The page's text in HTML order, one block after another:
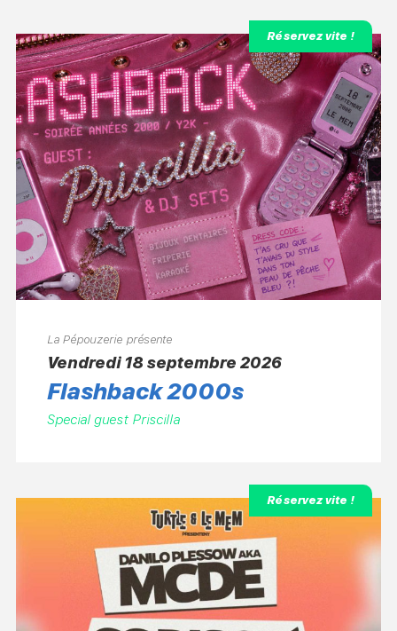
Réservez vite !
La Pépouzerie présente
vendredi 18 septembre 2026
Flashback 2000s
Special guest Priscilla
Réservez vite !